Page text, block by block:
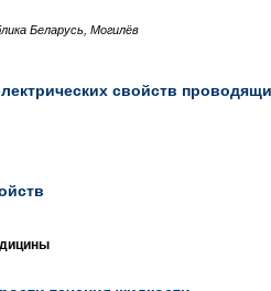
Беларусь, Могилёв
свойств